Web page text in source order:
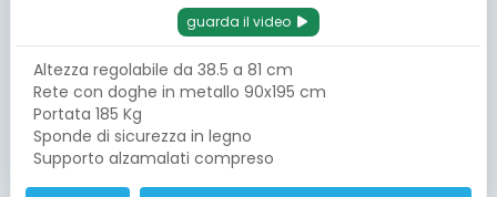
guarda il video
Altezza regolabile da 38.5 a 81 cm
Rete con doghe in metallo 90x195 cm
Portata 185 Kg
Sponde di sicurezza in legno
Supporto alzamalati compreso